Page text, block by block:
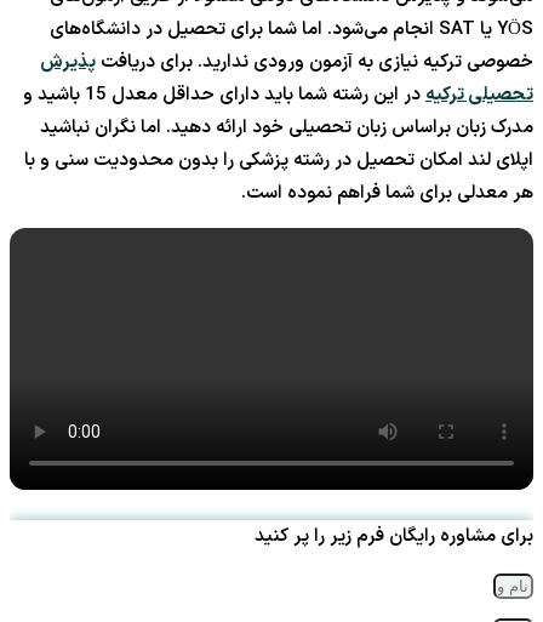
YÖS یا SAT انجام می‌شود. اما شما برای تحصیل در دانشگاه‌های
خصوصی ترکیه نیازی به آزمون ورودی ندارید. برای دریافت پذیرش
تحصیلی ترکیه
در این رشته شما باید دارای حداقل معدل 15 باشید و
مدرک زبان براساس زبان تحصیلی خود ارائه دهید. اما نگران نباشید
اپلای لند امکان تحصیل در رشته پزشکی را بدون محدودیت سنی و با
هر معدلی برای شما فراهم نموده است.
برای مشاوره رایگان فرم زیر را پر کنید